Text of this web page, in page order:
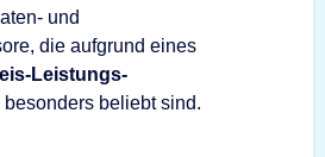
und
die aufgrund eines
Leistungs-
besonders beliebt sind.